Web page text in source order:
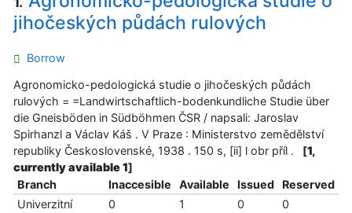
jihočeských půdách rulových
Borrow
Agronomicko-pedologická studie o jihočeských půdách
rulových = =Landwirtschaftlich-bodenkundliche Studie über
die Gneisböden in Südböhmen ČSR / napsali: Jaroslav
Spirhanzl a Václav Káš . V Praze : Ministerstvo zemědělství
republiky Československé, 1938 . 150 s, [ii] l obr příl .
[1,
currently available 1]
Branch
Inaccesible Available Issued
Reserved
Univerzitní
0 1 0 0